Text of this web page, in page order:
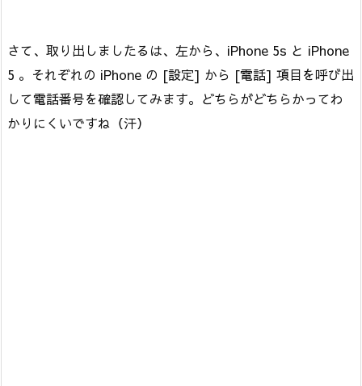
さて、取り出しましたるは、左から、iPhone 5s と iPhone
5 。それぞれの iPhone の [設定] から [電話] 項目を呼び出
して電話番号を確認してみます。どちらがどちらかってわ
かりにくいですね（汗）